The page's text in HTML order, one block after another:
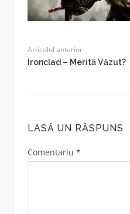
Articolul anterior
Ironclad – Merită Văzut?
LASĂ UN RĂSPUNS
Comentariu *